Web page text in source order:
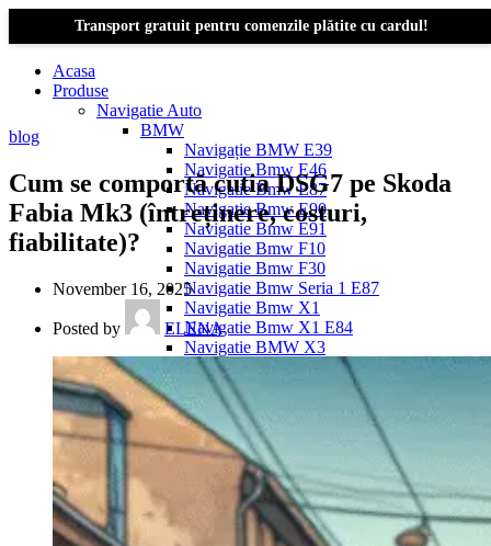
Transport gratuit pentru comenzile plătite cu cardul!
Acasa
Produse
Navigatie Auto
BMW
Navigație BMW E39
Navigatie Bmw E46
Navigatie Bmw E87
Navigatie Bmw E90
Navigatie Bmw E91
Navigatie Bmw F10
Navigatie Bmw F30
Navigatie Bmw Seria 1 E87
Navigatie Bmw X1
Navigatie Bmw X1 E84
Navigatie BMW X3
Navigatie BMW X3 E83
Navigatie BMW X3 f25
Dacia Logan
Navigație Dacia Logan 1 (2004–2012)
Navigație Dacia Logan 2 (2012–2020)
Navigație Dacia Logan 3 (2020–Prezent)
Dacia Duster
Navigatie Duster 2011
Navigatie Duster 2019
blog
Cum se comportă cutia DSG7 pe Skoda
Fabia Mk3 (întreținere, costuri,
fiabilitate)?
November 16, 2025
Posted by ELENA